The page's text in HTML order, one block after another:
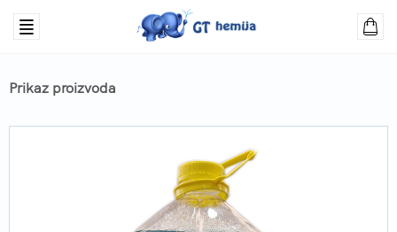
Prikaz proizvoda